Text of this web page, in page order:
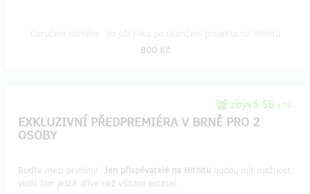
800 Kč
zbývá 56 z 76
EXKLUZIVNÍ PŘEDPREMIÉRA V BRNĚ PRO 2
OSOBY
Buďte mezi prvními! Jen přispěvatelé na Hithitu budou mít možnost
vidět film ještě dříve než všichni ostatní.